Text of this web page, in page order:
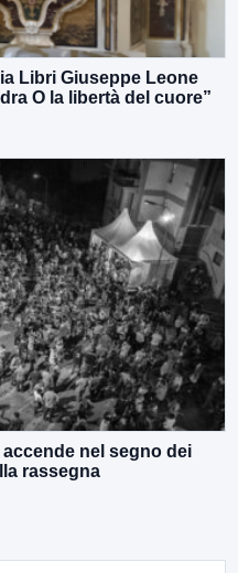
Libri Giuseppe Leone
O la libertà del cuore”
nel segno dei
rassegna